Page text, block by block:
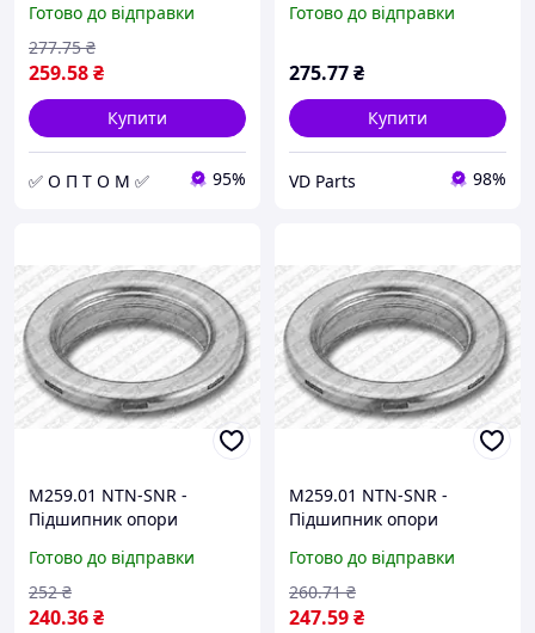
om)
Готово до відправки
259.58₴
277.75 ₴
Купити
✅ О П Т О М ✅ 95%
Готово до відправки
275.77₴
Купити
VD Parts 98%
M259.01 NTN-SNR -
Підшипник опори
Готово до відправки
240.36₴
252 ₴
M259.01 NTN-SNR -
Підшипник опори
Готово до відправки
247.59₴
260.71 ₴